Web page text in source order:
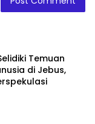
Temuan
di Jebus,